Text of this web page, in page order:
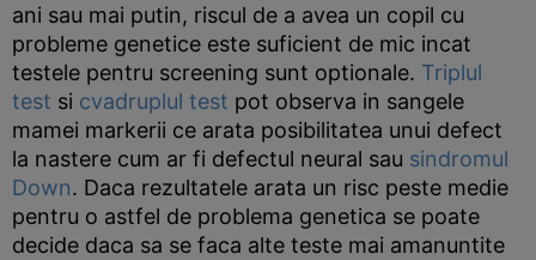
ani sau mai putin, riscul de a avea un copil cu
probleme genetice este suficient de mic incat
testele pentru screening sunt optionale. Triplul
test si cvadruplul test pot observa in sangele
mamei markerii ce arata posibilitatea unui defect
la nastere cum ar fi defectul neural sau sindromul
Down. Daca rezultatele arata un risc peste medie
pentru o astfel de problema genetica se poate
decide daca sa se faca alte teste mai amanuntite